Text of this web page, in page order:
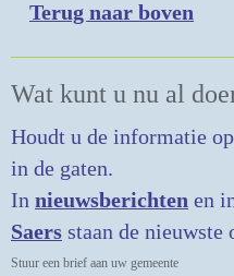
Terug naar boven
Wat kunt u nu al
Houdt u de informatie
in de gaten.
In nieuwsberichten en
Saers staan de
Stuur een brief aan uw gemeente